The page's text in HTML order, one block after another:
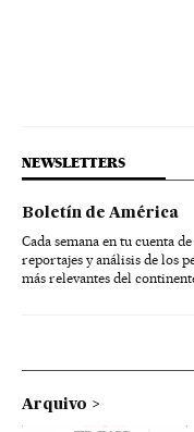
NEWSLETTERS
Boletín de América
Cada semana en tu cuenta
reportajes y análisis de los
más relevantes del
Arquivo